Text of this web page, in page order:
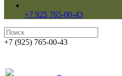
+7 925 765-00-43
+7 (925) 765-00-43